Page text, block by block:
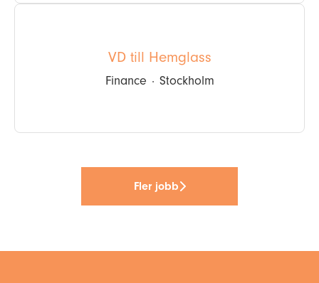
VD till Hemglass
Finance · Stockholm
Fler jobb